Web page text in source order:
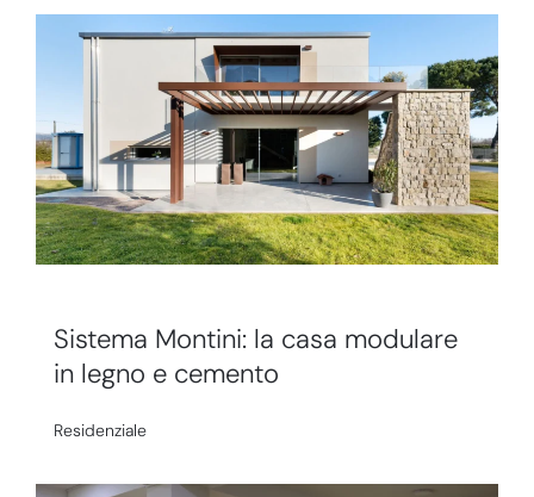
Sistema Montini: la casa modulare
in legno e cemento
Residenziale